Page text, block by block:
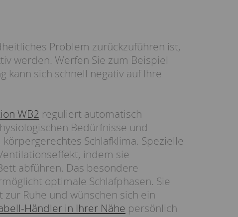
Problem zurückzuführen ist,
werden. Werfen Sie zum Beispiel
kann sich schnell negativ auf Ihre
WB2 reguliert automatisch
Bedürfnisse und
Schlafklima. Spezielle
indem sie
abführen. Das besondere
optimale Schlafphasen. Sie
Ruhe und wünschen sich ein
Händler in Ihrer Nähe persönlich